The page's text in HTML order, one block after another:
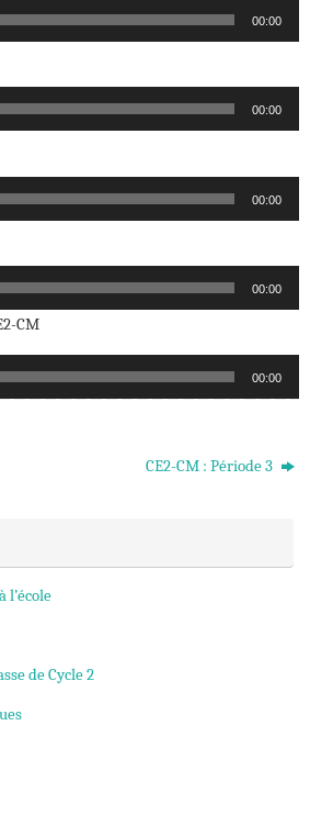
00:00
00:00
00:00
00:00
CM
00:00
CE2-CM : Période 3
l’école
de Cycle 2